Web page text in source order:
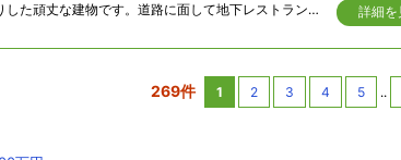
鉄筋コンクリ－ト造りのとても確りした頑丈な建物です。道路に面して地下レストラン＆スナック 出入口左車庫1台、南向きの明るい物件です
詳細を
269件 1 2 3 4 5 ..